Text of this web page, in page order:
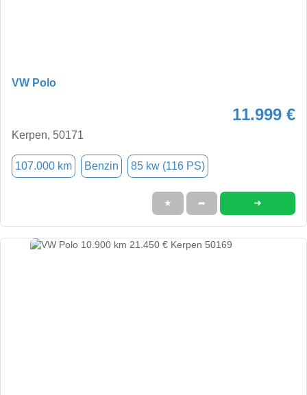
VW Polo
11.999 €
Kerpen, 50171
107.000 km Benzin 85 kw (116 PS)
★ ➦ ➜